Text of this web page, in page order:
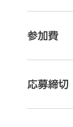
参加費
応募締切